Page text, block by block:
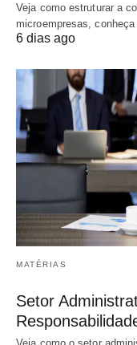
Veja como estruturar a
microempresas,
6 dias ago
MATÉRIAS
Setor